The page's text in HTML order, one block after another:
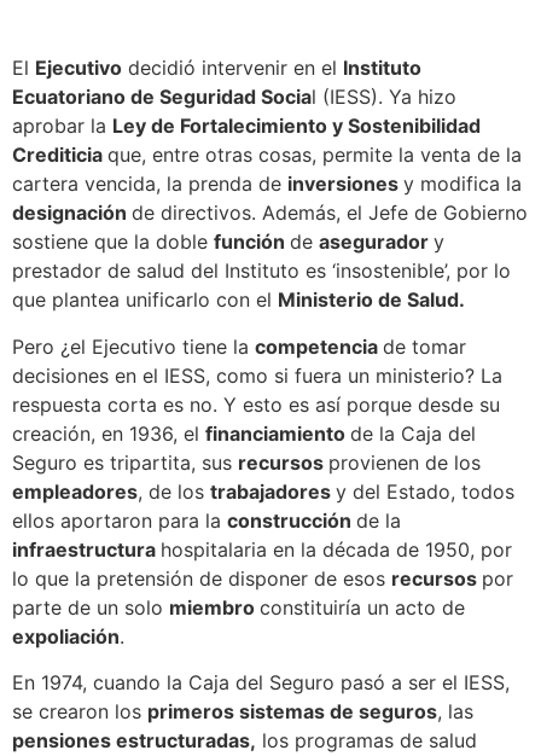
El Ejecutivo decidió intervenir en el Instituto
Ecuatoriano de Seguridad Social (IESS). Ya hizo
aprobar la Ley de Fortalecimiento y Sostenibilidad
Crediticia que, entre otras cosas, permite la venta de la
cartera vencida, la prenda de inversiones y modifica la
designación de directivos. Además, el Jefe de Gobierno
sostiene que la doble función de asegurador y
prestador de salud del Instituto es ‘insostenible’, por lo
que plantea unificarlo con el Ministerio de Salud.
Pero ¿el Ejecutivo tiene la competencia de tomar
decisiones en el IESS, como si fuera un ministerio? La
respuesta corta es no. Y esto es así porque desde su
creación, en 1936, el financiamiento de la Caja del
Seguro es tripartita, sus recursos provienen de los
empleadores, de los trabajadores y del Estado, todos
ellos aportaron para la construcción de la
infraestructura hospitalaria en la década de 1950, por
lo que la pretensión de disponer de esos recursos por
parte de un solo miembro constituiría un acto de
expoliación.
En 1974, cuando la Caja del Seguro pasó a ser el IESS,
se crearon los primeros sistemas de seguros, las
pensiones estructuradas, los programas de salud